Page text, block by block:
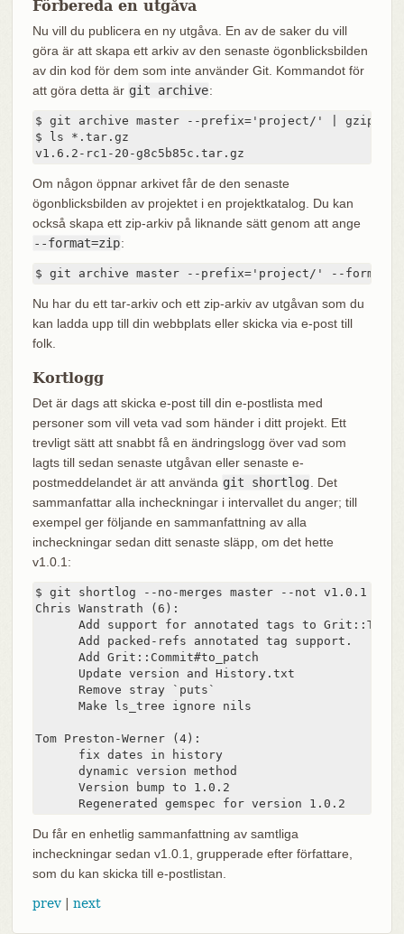
Förbereda en utgåva
Nu vill du publicera en ny utgåva. En av de saker du vill
göra är att skapa ett arkiv av den senaste ögonblicksbilden
av din kod för dem som inte använder Git. Kommandot för
att göra detta är git archive:
$ git archive master --prefix='project/' | gzip >
$ ls *.tar.gz
v1.6.2-rc1-20-g8c5b85c.tar.gz
Om någon öppnar arkivet får de den senaste
ögonblicksbilden av projektet i en projektkatalog. Du kan
också skapa ett zip-arkiv på liknande sätt genom att ange
--format=zip:
$ git archive master --prefix='project/' --
Nu har du ett tar-arkiv och ett zip-arkiv av utgåvan som du
kan ladda upp till din webbplats eller skicka via e-post till
folk.
Kortlogg
Det är dags att skicka e-post till din e-postlista med
personer som vill veta vad som händer i ditt projekt. Ett
trevligt sätt att snabbt få en ändringslogg över vad som
lagts till sedan senaste utgåvan eller senaste e-
postmeddelandet är att använda git shortlog. Det
sammanfattar alla incheckningar i intervallet du anger; till
exempel ger följande en sammanfattning av alla
incheckningar sedan ditt senaste släpp, om det hette
v1.0.1:
$ git shortlog --no-merges master --not v1.0.1
Chris Wanstrath (6):
      Add support for annotated tags to Grit::Tag
      Add packed-refs annotated tag support.
      Add Grit::Commit#to_patch
      Update version and History.txt
      Remove stray `puts`
      Make ls_tree ignore nils
Tom Preston-Werner (4):
      fix dates in history
      dynamic version method
      Version bump to 1.0.2
      Regenerated gemspec for version 1.0.2
Du får en enhetlig sammanfattning av samtliga
incheckningar sedan v1.0.1, grupperade efter författare,
som du kan skicka till e-postlistan.
prev| next